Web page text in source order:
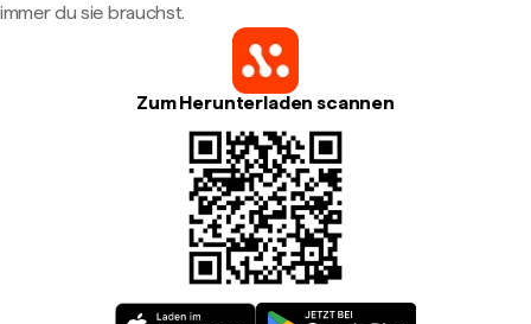
immer du sie brauchst.
Zum Herunterladen scannen